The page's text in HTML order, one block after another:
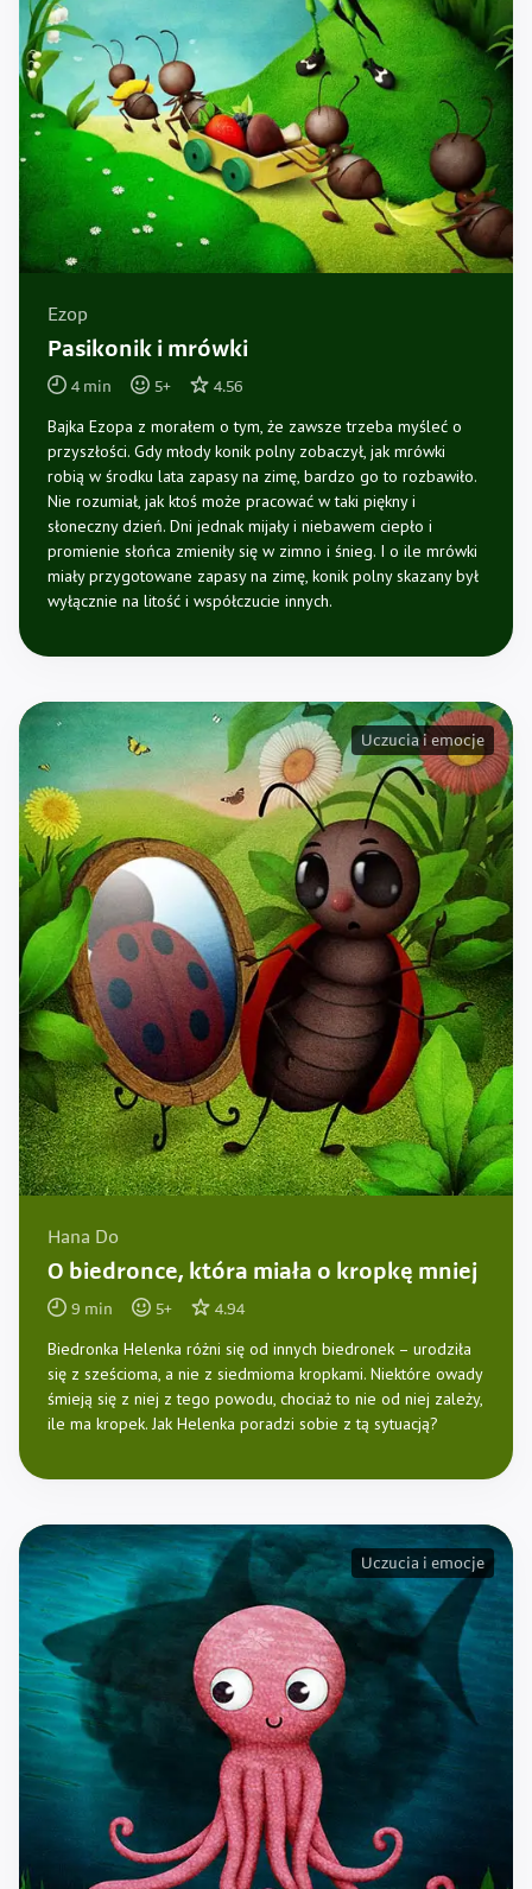
Ezop
Pasikonik i mrówki
4min 5+ 4.56
Bajka Ezopa z morałem o tym, że zawsze trzeba myśleć o
przyszłości. Gdy młody konik polny zobaczył, jak mrówki
robią w środku lata zapasy na zimę, bardzo go to rozbawiło.
Nie rozumiał, jak ktoś może pracować w taki piękny i
słoneczny dzień. Dni jednak mijały i niebawem ciepło i
promienie słońca zmieniły się w zimno i śnieg. I o ile mrówki
miały przygotowane zapasy na zimę, konik polny skazany był
wyłącznie na litość i współczucie innych.
Uczucia i emocje
Hana Do
O biedronce, która miała o kropkę mniej
9 min 5+ 4.94
Biedronka Helenka różni się od innych biedronek – urodziła
się z sześcioma, a nie z siedmioma kropkami. Niektóre owady
śmieją się z niej z tego powodu, chociaż to nie od niej zależy,
ile ma kropek. Jak Helenka poradzi sobie z tą sytuacją?
Uczucia i emocje